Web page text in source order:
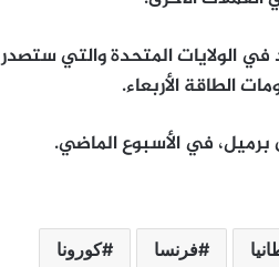
الولايات المتحدة والتي ستصدر
الطاقة الأربعاء.
فرنسا كورونا